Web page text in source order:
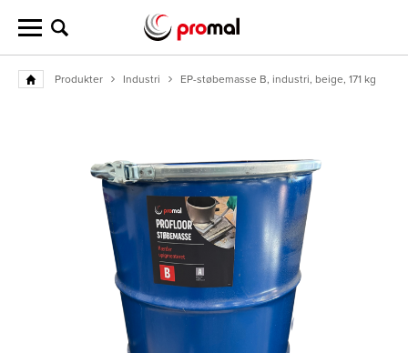
Produkter Industri EP-støbemasse B, industri, beige, 171 kg